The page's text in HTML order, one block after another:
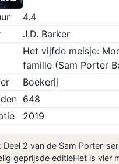
4.4
J.D. Barker
Het vijfde meisje:
familie (Sam Porter
Boekerij
648
2019
Deel 2 van de Sam Porter-
geprijsde editieHet is vier